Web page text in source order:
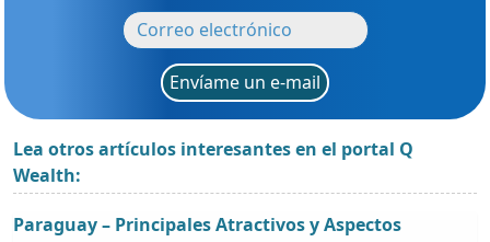
Envíame un e-mail
Lea otros artículos interesantes en el portal Q
Wealth:
Paraguay – Principales Atractivos y Aspectos